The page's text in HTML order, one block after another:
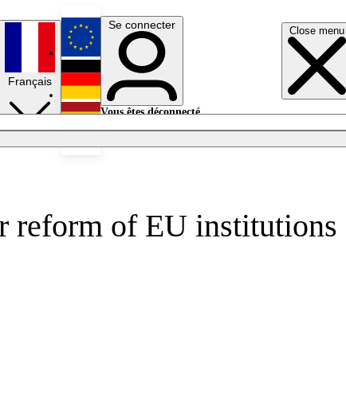
Close menu
Français
English
Deutsch
Se connecter
Vous êtes déconnecté.
reform of EU institutions